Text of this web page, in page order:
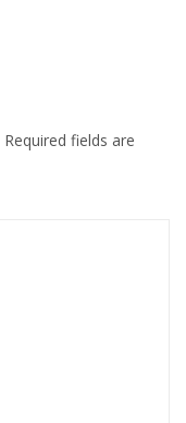
Required fields are